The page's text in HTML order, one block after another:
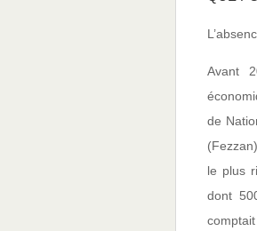
Avant
de
le plus
dont